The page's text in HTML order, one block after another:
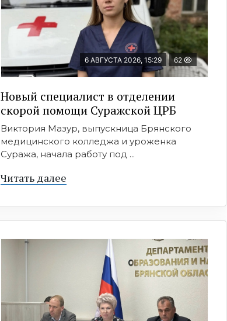
6 АВГУСТА 2026, 15:29 62
Новый специалист в отделении
скорой помощи Суражской ЦРБ
Виктория Мазур, выпускница Брянского
медицинского колледжа и уроженка
Суража, начала работу под ...
Читать далее